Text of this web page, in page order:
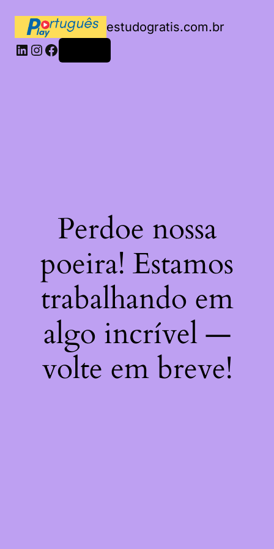
estudogratis.com.br
LinkedIn
Instagram
Facebook
Perdoe nossa
poeira! Estamos
trabalhando em
algo incrível —
volte em breve!